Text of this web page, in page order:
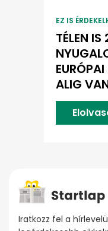
EZ IS
TÉLEN
ALIG
Iratkozz fel a